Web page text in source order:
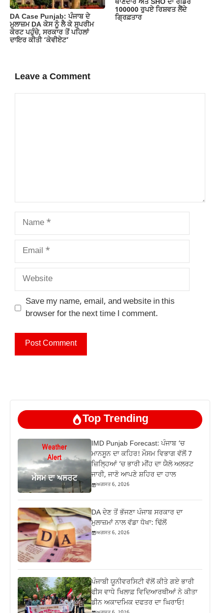
DA Case Punjab: ਪੰਜਾਬ ਦੇ
ਮੁਲਾਜ਼ਮ DA ਕੇਸ ਨੂੰ ਲੈ ਕੇ ਸੁਪਰੀਮ
ਕੋਰਟ ਪਹੁੰਚੇ, ਸਰਕਾਰ ਤੋਂ ਪਹਿਲਾਂ
ਦਾਇਰ ਕੀਤੀ ‘ਕੇਵੀਏਟ’
ਥਾਣੇਦਾਰ ਅਤੇ SHO ਦਾ ਰੀਡਰ
100000 ਰੁਪਏ ਰਿਸ਼ਵਤ ਲੈਂਦੇ
ਗ੍ਰਿਫ਼ਤਾਰ
Leave a Comment
Name
Email
Website
Save my name, email, and website in this
browser for the next time I comment.
Top Trending
IMD Punjab Forecast: ਪੰਜਾਬ ‘ਚ
ਮਾਨਸੂਨ ਦਾ ਕਹਿਰ! ਮੌਸਮ ਵਿਭਾਗ ਵੱਲੋਂ 7
ਜ਼ਿਲ੍ਹਿਆਂ ‘ਚ ਭਾਰੀ ਮੀਂਹ ਦਾ ਯੈਲੋ ਅਲਰਟ
ਜਾਰੀ, ਜਾਣੋ ਆਪਣੇ ਸ਼ਹਿਰ ਦਾ ਹਾਲ
ਅਗਸਤ 6, 2026
DA ਦੇਣ‌ ਤੋਂ ਭੱਜਣਾ ਪੰਜਾਬ ਸਰਕਾਰ ਦਾ
ਮੁਲਾਜ਼ਮਾਂ ਨਾਲ ਵੱਡਾ ਧੋਖਾ: ਢਿੱਲੋਂ
ਅਗਸਤ 6, 2026
ਪੰਜਾਬੀ ਯੂਨੀਵਰਸਿਟੀ ਵੱਲੋਂ ਕੀਤੇ ਗਏ ਭਾਰੀ
ਫੀਸ ਵਾਧੇ ਖਿਲਾਫ਼ ਵਿਦਿਆਰਥੀਆਂ ਨੇ ਕੀਤਾ
ਡੀਨ ਅਕਾਦਮਿਕ ਦਫਤਰ ਦਾ ਘਿਰਾਓ!